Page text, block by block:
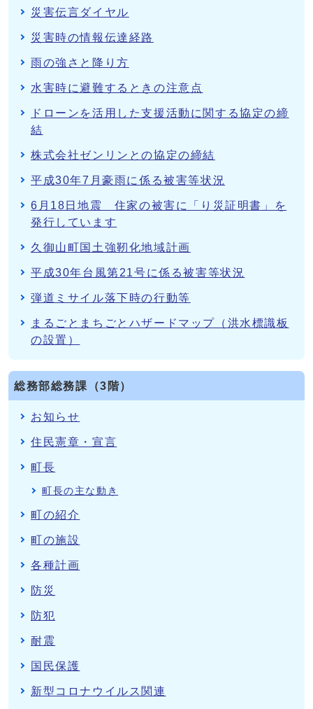
災害伝言ダイヤル
災害時の情報伝達経路
雨の強さと降り方
水害時に避難するときの注意点
ドローンを活用した支援活動に関する協定の締
結
株式会社ゼンリンとの協定の締結
平成30年7月豪雨に係る被害等状況
6月18日地震 住家の被害に「り災証明書」を
発行しています
久御山町国土強靭化地域計画
平成30年台風第21号に係る被害等状況
弾道ミサイル落下時の行動等
まるごとまちごとハザードマップ（洪水標識板
の設置）
総務部総務課（3階）
お知らせ
住民憲章・宣言
町長
町長の主な動き
町の紹介
町の施設
各種計画
防災
防犯
耐震
国民保護
新型コロナウイルス関連